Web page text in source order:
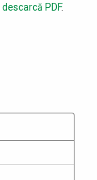
descarcă PDF.